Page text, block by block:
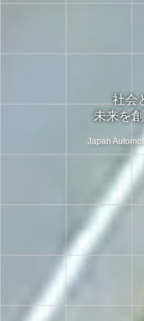
社会
未来を
Japan